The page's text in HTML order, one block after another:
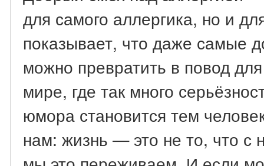
для самого аллергика, но и
показывает, что даже самые
можно превратить в повод
мире, где так много
юмора становится тем
нам: жизнь — это не то, что с